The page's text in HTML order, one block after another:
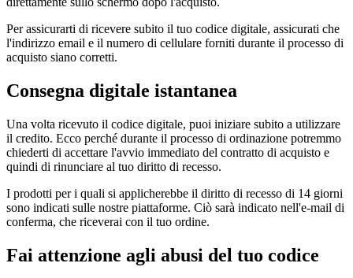
Per assicurarti di ricevere subito il tuo codice digitale, assicurati che
l'indirizzo email e il numero di cellulare forniti durante il processo di
acquisto siano corretti.
Consegna digitale istantanea
Una volta ricevuto il codice digitale, puoi iniziare subito a utilizzare
il credito. Ecco perché durante il processo di ordinazione potremmo
chiederti di accettare l'avvio immediato del contratto di acquisto e
quindi di rinunciare al tuo diritto di recesso.
I prodotti per i quali si applicherebbe il diritto di recesso di 14 giorni
sono indicati sulle nostre piattaforme. Ciò sarà indicato nell'e-mail di
conferma, che riceverai con il tuo ordine.
Fai attenzione agli abusi del tuo codice